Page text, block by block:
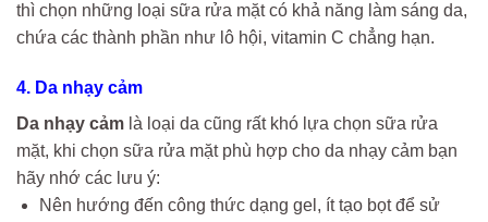
thì chọn những loại sữa rửa mặt có khả năng làm sáng da,
chứa các thành phần như lô hội, vitamin C chẳng hạn.
4. Da nhạy cảm
Da nhạy cảm là loại da cũng rất khó lựa chọn sữa rửa
mặt, khi chọn sữa rửa mặt phù hợp cho da nhạy cảm bạn
hãy nhớ các lưu ý:
Nên hướng đến công thức dạng gel, ít tạo bọt để sử